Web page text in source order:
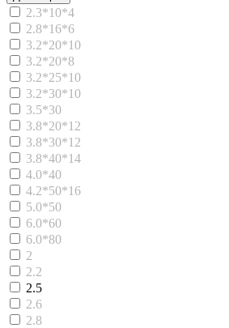
2.3*10*4
2.8*16*6
3.2*20*10
3.2*20*8
3.2*25*10
3.2*30*10
3.5*30
3.8*20*12
3.8*30*12
3.8*40*14
4.0*40
4.2*50*16
5.0*50
6.0*60
6.0*80
2
2.2
2.5
2.6
2.8